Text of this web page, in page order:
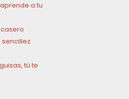
a tu
sencillez
tú te